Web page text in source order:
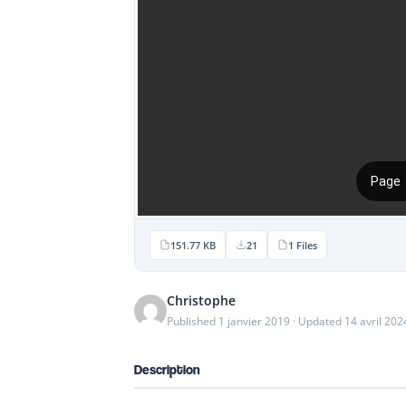
151.77 KB 21 1 Files
Christophe
Published 1 janvier 2019 · Updated 14 avril
Description